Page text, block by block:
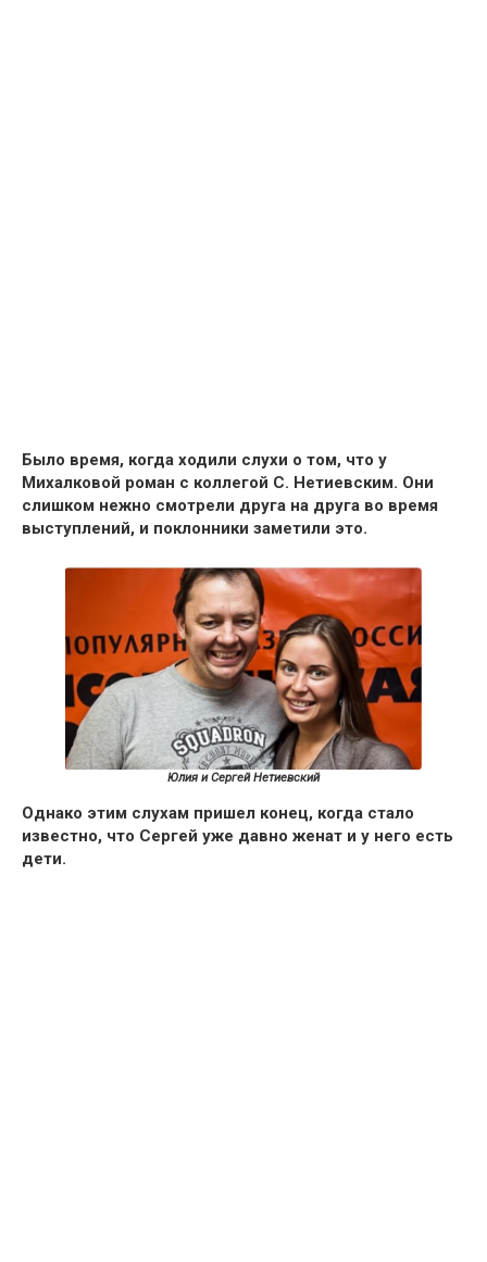
Было время, когда ходили слухи о том, что у
Михалковой роман с коллегой С. Нетиевским. Они
слишком нежно смотрели друга на друга во время
выступлений, и поклонники заметили это.
Юлия и Сергей Нетиевский
Однако этим слухам пришел конец, когда стало
известно, что Сергей уже давно женат и у него есть
дети.